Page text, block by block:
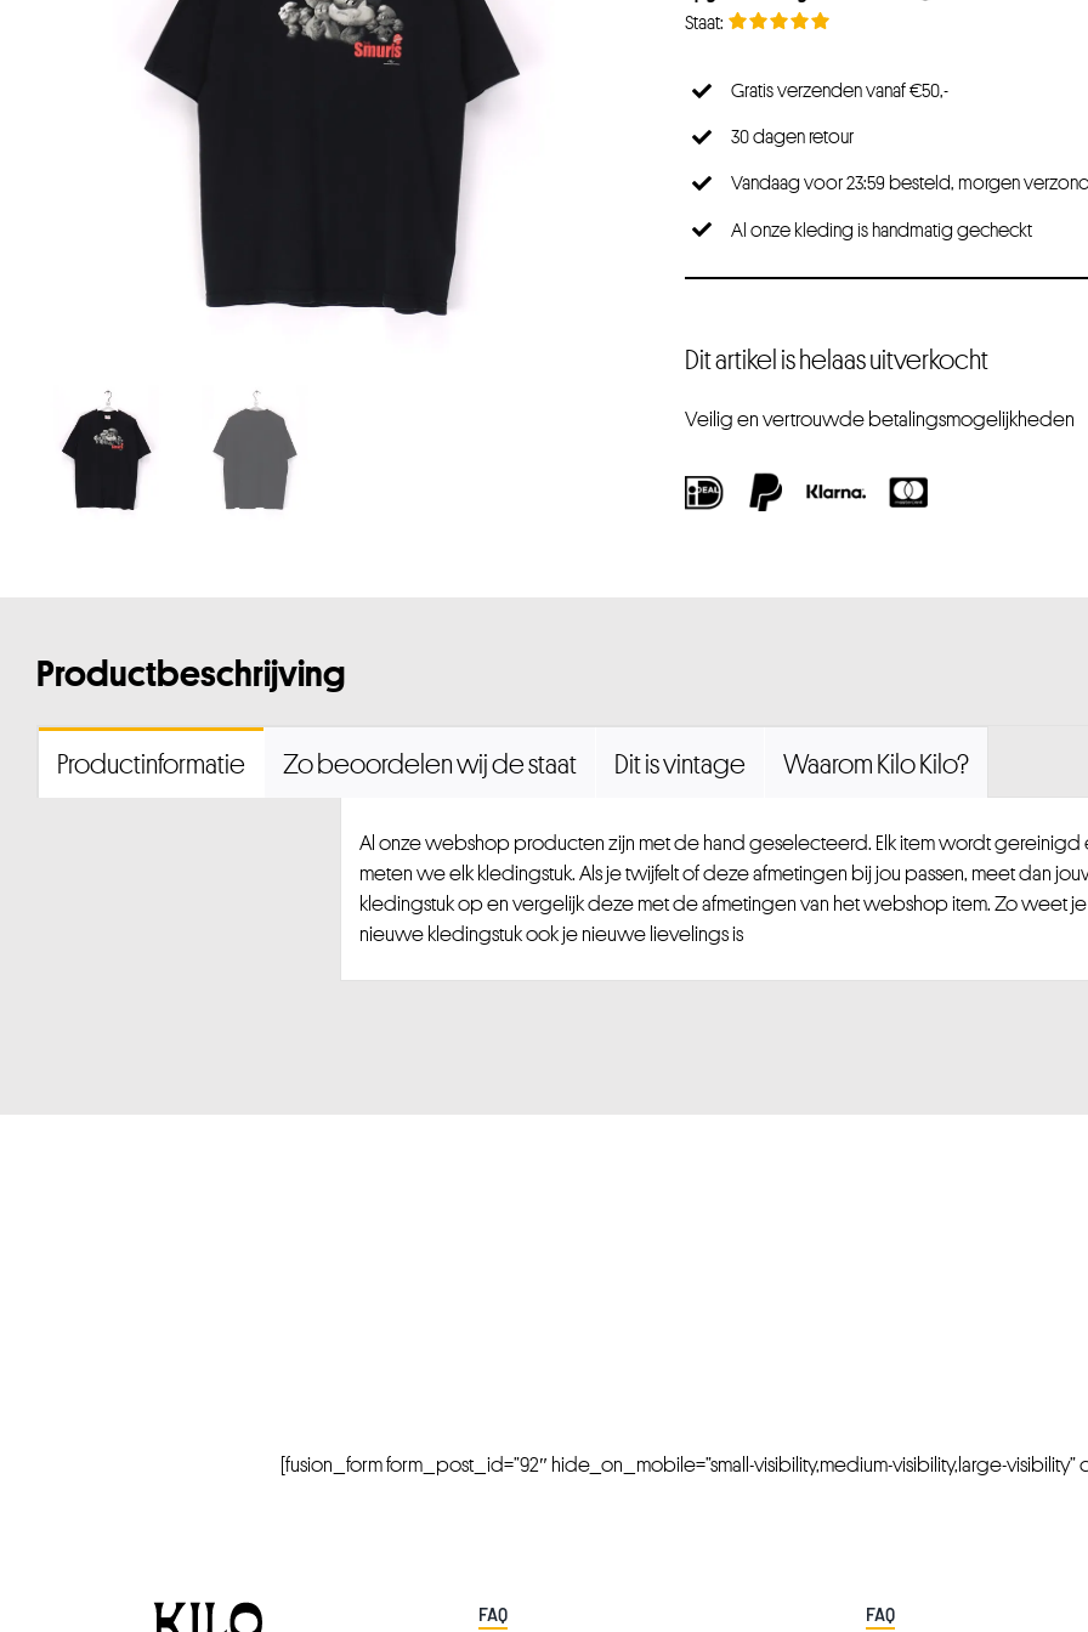
Gratis verzenden vanaf €50,-
30 dagen retour
Vandaag voor 23:59 besteld, morgen
Al onze kleding is handmatig gecheckt
Dit artikel is helaas uitverkocht
Veilig en vertrouwde betalingsmogelijkheden
Productbeschrijving
Productinformatie Zo beoordelen wij de staat Dit is vintage Waarom Kilo Kilo?
Al onze webshop producten zijn met de hand geselecteerd. Elk item wordt gereinigd
meten we elk kledingstuk. Als je twijfelt of deze afmetingen bij jou passen, meet dan
kledingstuk op en vergelijk deze met de afmetingen van het webshop item. Zo weet
nieuwe kledingstuk ook je nieuwe lievelings is
[fusion_form form_post_id=”92″ hide_on_mobile=”small-visibility,medium-visibility,large-visibility”
FAQ FAQ